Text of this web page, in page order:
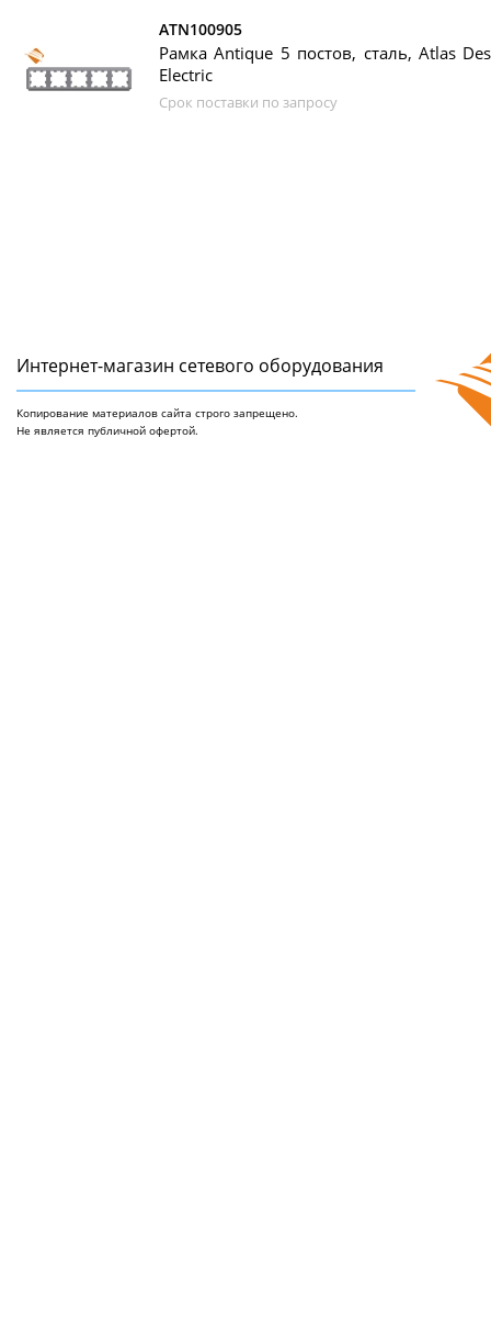
ATN100905
Рамка Antique 5 постов, сталь, Atlas
Electric
Срок поставки по запросу
Интернет-магазин сетeвого оборудования
Копирование материалов сайта строго запрещено.
Не является публичной офертой.